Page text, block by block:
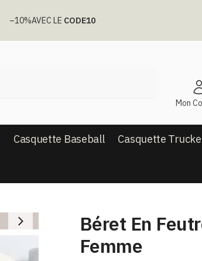
–10%AVEC LE CODE10
Mon
Casquette Baseball Casquette
Béret En
Femme